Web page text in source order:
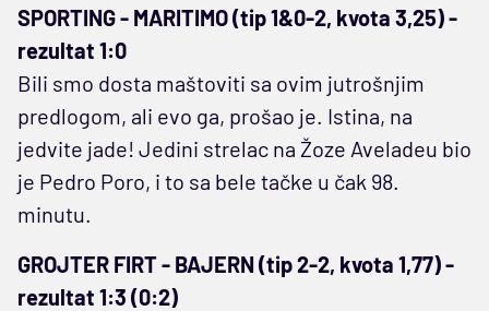
SPORTING - MARITIMO (tip 1&0-2, kvota 3,25) -
rezultat 1:0
Bili smo dosta maštoviti sa ovim jutrošnjim
predlogom, ali evo ga, prošao je. Istina, na
jedvite jade! Jedini strelac na Žoze Aveladeu bio
je Pedro Poro, i to sa bele tačke u čak 98.
minutu.
GROJTER FIRT - BAJERN (tip 2-2, kvota 1,77) -
rezultat 1:3 (0:2)